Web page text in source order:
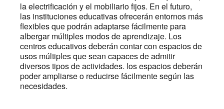
la electrificación y el mobiliario fijos. En el futuro,
las instituciones educativas ofrecerán entornos más
flexibles que podrán adaptarse fácilmente para
albergar múltiples modos de aprendizaje. Los
centros educativos deberán contar con espacios de
usos múltiples que sean capaces de admitir
diversos tipos de actividades. los espacios deberán
poder ampliarse o reducirse fácilmente según las
necesidades.